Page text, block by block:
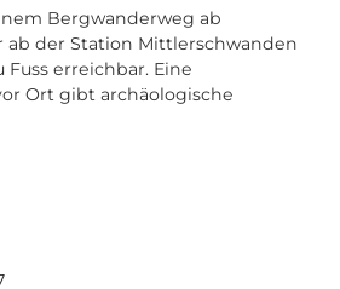
Bergwanderweg ab
der Station Mittlerschwanden
erreichbar. Eine
Ort gibt archäologische